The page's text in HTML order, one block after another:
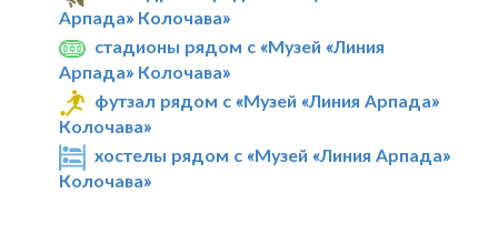
Арпада» Колочава»
стадионы рядом с «Музей «Линия
Арпада» Колочава»
футзал рядом с «Музей «Линия Арпада»
Колочава»
хостелы рядом с «Музей «Линия Арпада»
Колочава»